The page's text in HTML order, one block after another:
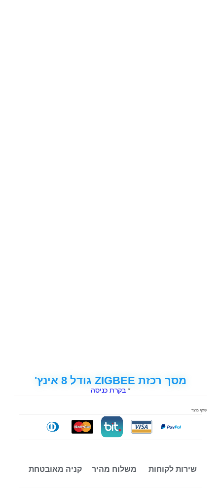
מסך רכזת ZIGBEE גודל 8 אינץ'
* בקרת כניסה
שתף מוצר
שירות לקוחות משלוח מהיר קניה מאובטחת